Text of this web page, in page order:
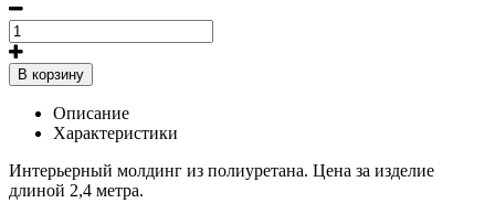
В корзину
Описание
Характеристики
Интерьерный молдинг из полиуретана. Цена за изделие
длиной 2,4 метра.